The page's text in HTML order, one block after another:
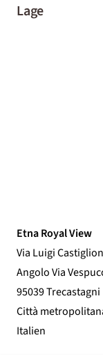
Lage
Etna Royal View
Via Luigi
Angolo Via
95039 Trecastagni
Città
Italien